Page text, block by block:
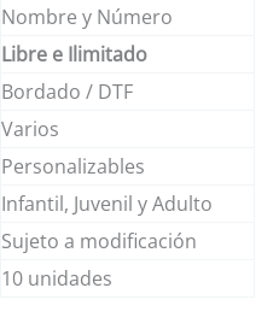
Nombre y Número
Libre e Ilimitado
Bordado / DTF
Varios
Personalizables
Infantil, Juvenil y Adulto
Sujeto a modificación
10 unidades